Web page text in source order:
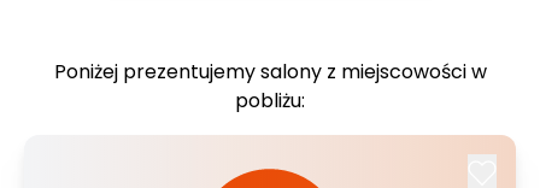
Poniżej prezentujemy salony z miejscowości w
pobliżu: